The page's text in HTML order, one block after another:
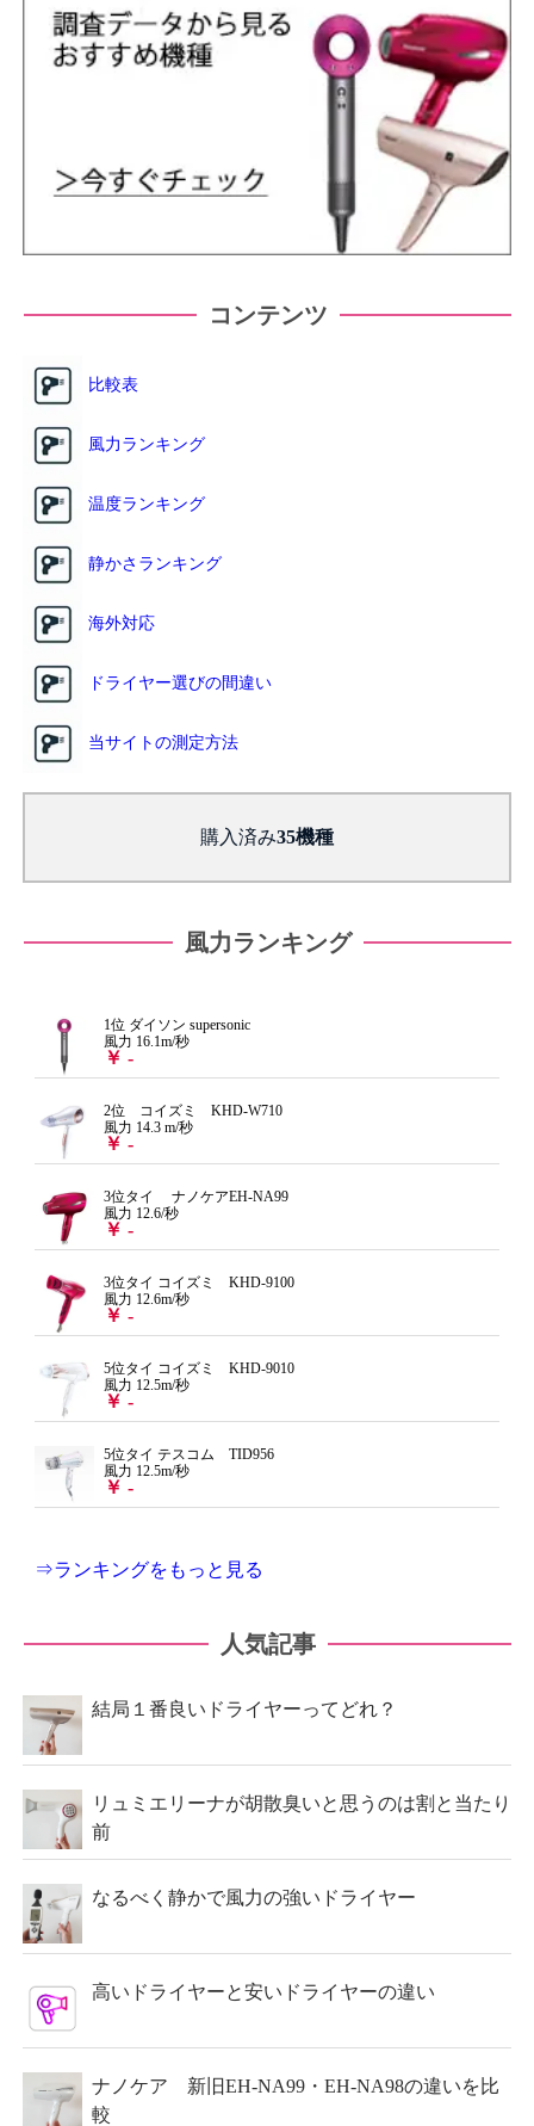
コンテンツ
比較表
風力ランキング
温度ランキング
静かさランキング
海外対応
ドライヤー選びの間違い
当サイトの測定方法
購入済み
風力ランキング
1位 ダイソン supersonic
風力 16.1m/秒
￥ -
2位 コイズミ KHD-W710
風力 14.3 m/秒
￥ -
3位タイ ナノケアEH-NA99
風力 12.6/秒
￥ -
3位タイ コイズミ KHD-9100
風力 12.6m/秒
￥ -
5位タイ コイズミ KHD-9010
風力 12.5m/秒
￥ -
5位タイ テスコム TID956
風力 12.5m/秒
￥ -
⇒ランキングをもっと見る
人気記事
結局１番良いドライヤーってどれ？
リュミエリーナが胡散臭いと思うのは割と当たり
前
なるべく静かで風力の強いドライヤー
高いドライヤーと安いドライヤーの違い
ナノケア 新旧EH-NA99・EH-NA98の違いを比
較